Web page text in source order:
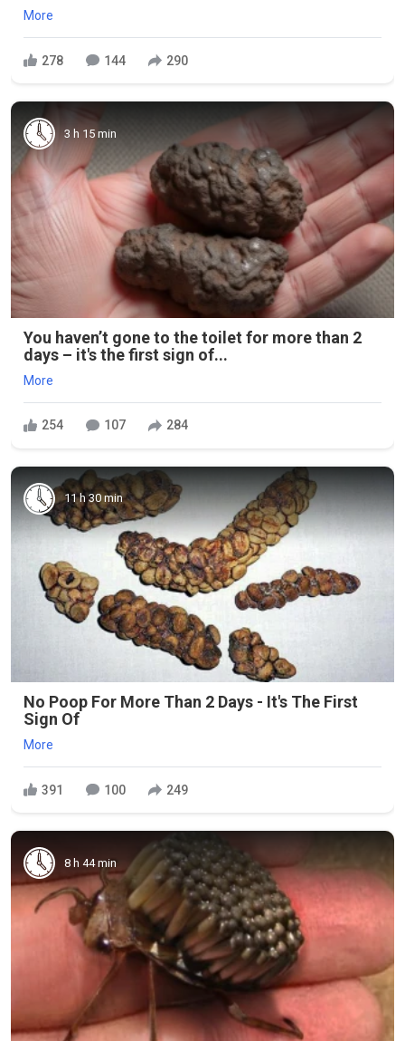
More
278 144 290
3 h 15 min
You haven’t gone to the toilet for more than 2
days – it's the first sign of...
More
254 107 284
11 h 30 min
No Poop For More Than 2 Days - It's The First
Sign Of
More
391 100 249
8 h 44 min